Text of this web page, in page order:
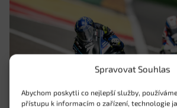
Spravovat Souhlas
Abychom poskytli co nejlepší služby,
přístupu k informacím o zařízení, technologie
světa v Endurance!